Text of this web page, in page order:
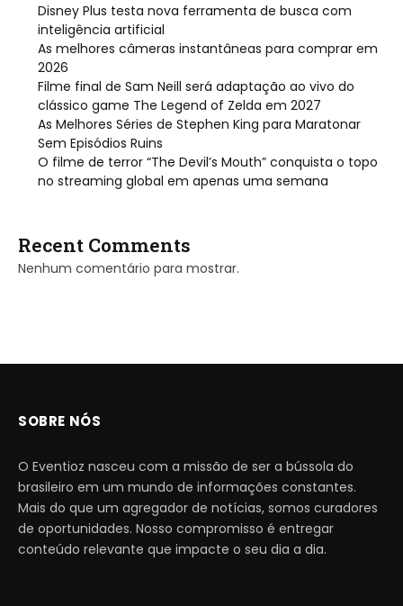
Disney Plus testa nova ferramenta de busca com
inteligência artificial
As melhores câmeras instantâneas para comprar em
2026
Filme final de Sam Neill será adaptação ao vivo do
clássico game The Legend of Zelda em 2027
As Melhores Séries de Stephen King para Maratonar
Sem Episódios Ruins
O filme de terror “The Devil’s Mouth” conquista o topo
no streaming global em apenas uma semana
Recent Comments
Nenhum comentário para mostrar.
SOBRE NÓS
O Eventioz nasceu com a missão de ser a bússola do
brasileiro em um mundo de informações constantes.
Mais do que um agregador de notícias, somos curadores
de oportunidades. Nosso compromisso é entregar
conteúdo relevante que impacte o seu dia a dia.